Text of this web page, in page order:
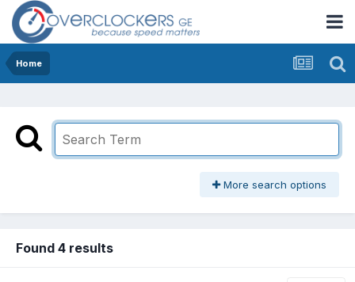
Home
More search options
Found 4 results